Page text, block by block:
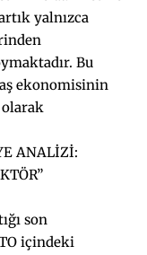
yalnızca
Bu
ekonomisinin
olarak
ANALİZİ:
son
içindeki